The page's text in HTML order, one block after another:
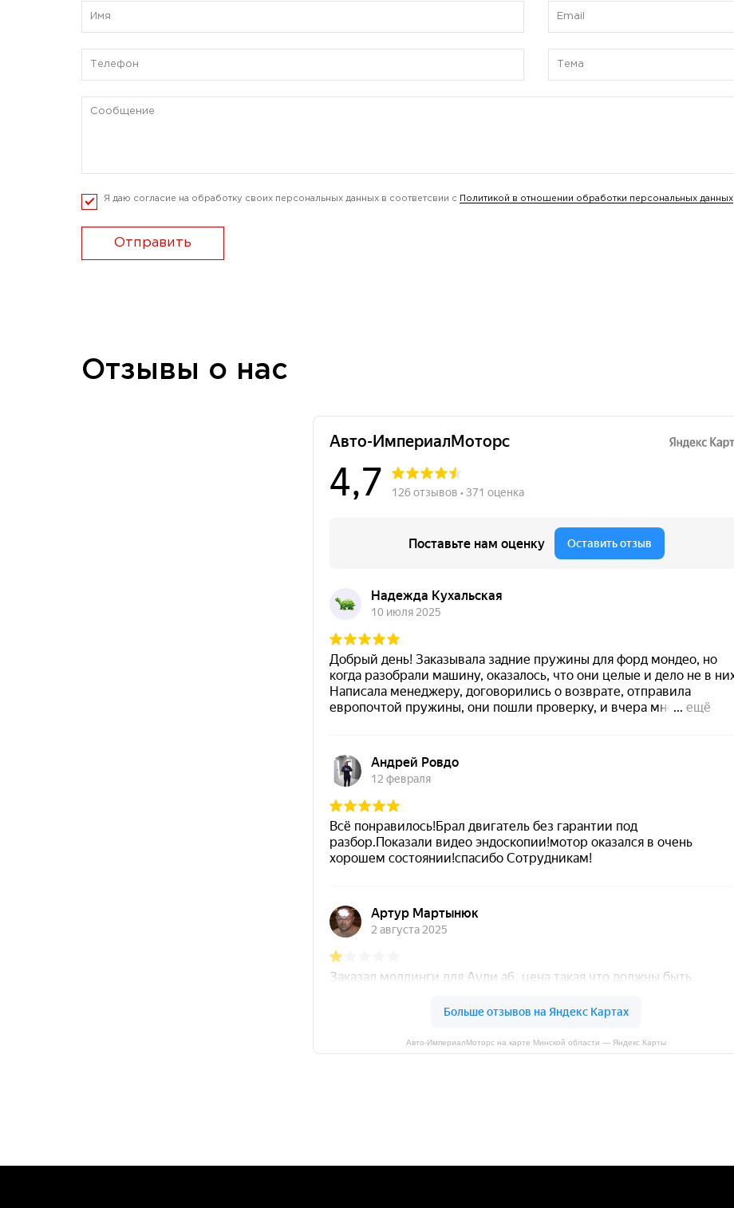
Я даю согласие на обработку своих персональных данных в соответсвии с Политикой в отношении обработки персональных данных
Отправить
Отзывы о нас
Авто-ИмпериалМоторс на карте Минской области — Яндекс Карты